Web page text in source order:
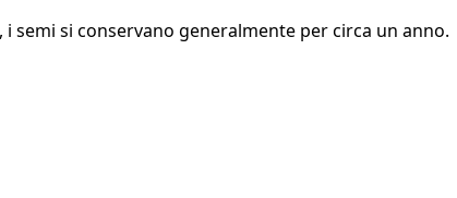
semi si conservano generalmente per circa un anno.